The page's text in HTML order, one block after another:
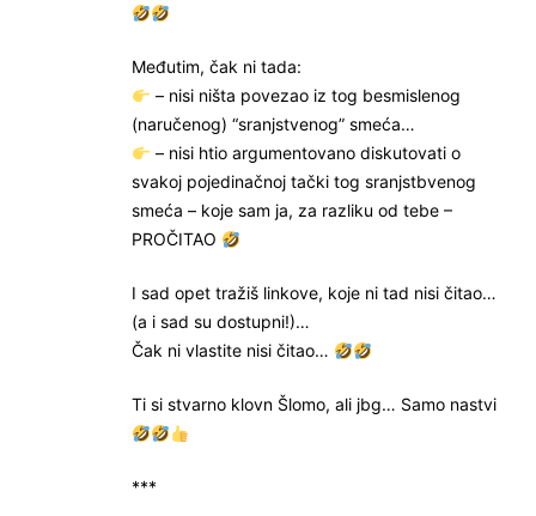
Međutim, čak ni tada:
– nisi ništa povezao iz tog besmislenog
(naručenog) “sranjstvenog” smeća…
– nisi htio argumentovano diskutovati o
svakoj pojedinačnoj tački tog sranjstbvenog
smeća – koje sam ja, za razliku od tebe –
PROČITAO
I sad opet tražiš linkove, koje ni tad nisi čitao…
(a i sad su dostupni!)…
Čak ni vlastite nisi čitao…
Ti si stvarno klovn Šlomo, ali jbg… Samo nastvi
***